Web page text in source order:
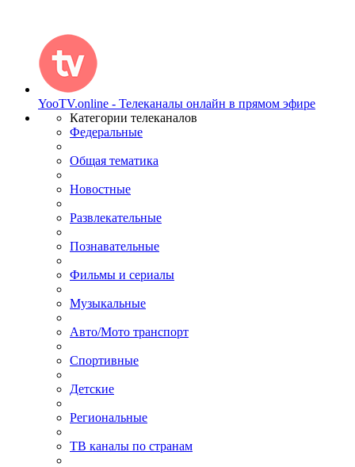
YooTV.online - Телеканалы онлайн в прямом эфире
Категории телеканалов
Федеральные
Общая тематика
Новостные
Развлекательные
Познавательные
Фильмы и сериалы
Музыкальные
Авто/Мото транспорт
Спортивные
Детские
Региональные
ТВ каналы по странам